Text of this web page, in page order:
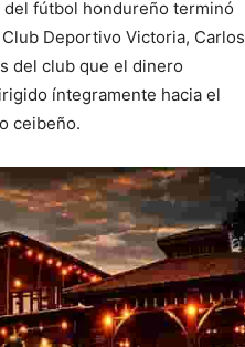
fútbol hondureño terminó
Deportivo Victoria, Carlos
del club que el dinero
íntegramente hacia el
ceibeño.